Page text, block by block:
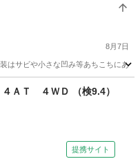
8月7日
はサビや小さな凹み等あちこちにあ
ＡＴ ４ＷＤ （検9.4）
提携サイト